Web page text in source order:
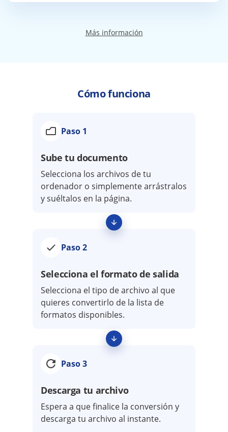
Más información
Cómo funciona
Paso 1
Sube tu documento
Selecciona los archivos de tu
ordenador o simplemente arrástralos
y suéltalos en la página.
Paso 2
Selecciona el formato de salida
Selecciona el tipo de archivo al que
quieres convertirlo de la lista de
formatos disponibles.
Paso 3
Descarga tu archivo
Espera a que finalice la conversión y
descarga tu archivo al instante.